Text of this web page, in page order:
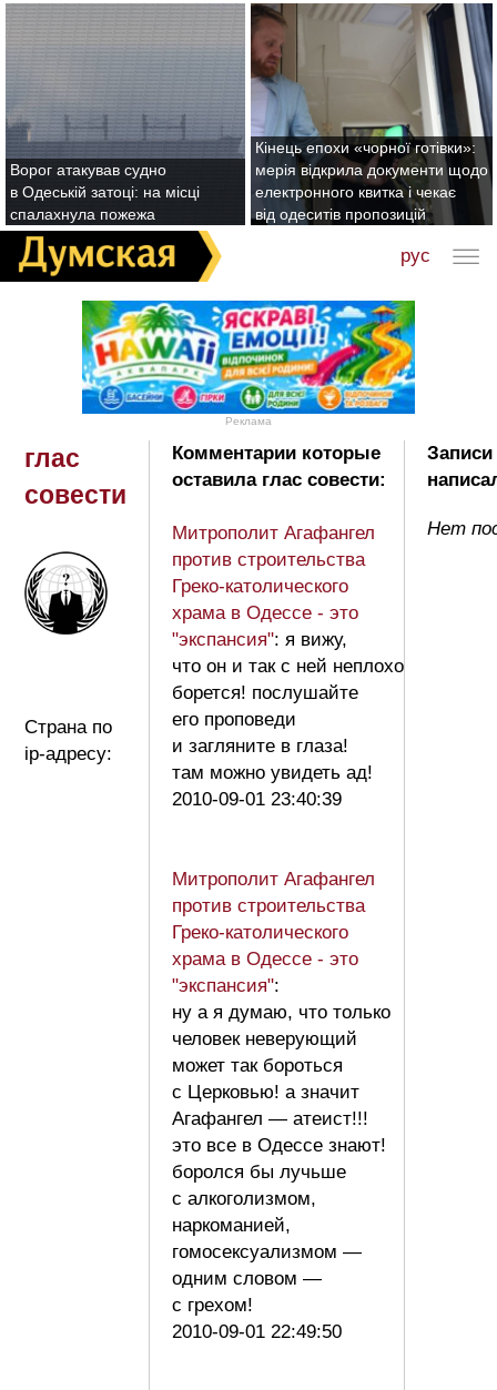
Ворог атакував судно
в Одеській затоці: на місці
спалахнула пожежа
Кінець епохи «чорної готівки»:
мерія відкрила документи щодо
електронного квитка і чекає
від одеситів пропозицій
рус
Реклама
глас
совести
Страна по
ip-адресу:
Комментарии которые
оставила глас совести:
Митрополит Агафангел
против строительства
Греко-католического
храма в Одессе - это
"экспансия": я вижу,
что он и так с ней неплохо
борется! послушайте
его проповеди
и загляните в глаза!
там можно увидеть ад!
2010-09-01 23:40:39
Митрополит Агафангел
против строительства
Греко-католического
храма в Одессе - это
"экспансия":
ну а я думаю, что только
человек неверующий
может так бороться
с Церковью! а значит
Агафангел — атеист!!!
это все в Одессе знают!
боролся бы лучьше
с алкоголизмом,
наркоманией,
гомосексуализмом —
одним словом —
с грехом!
2010-09-01 22:49:50
Нет